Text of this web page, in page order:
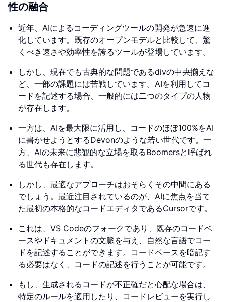
性の融合
近年、AIによるコーディングツールの開発が急速に進
化しています。既存のオープンモデルと比較して、驚
くべき速さや効率性を誇るツールが登場しています。
しかし、現在でも古典的な問題であるdivの中央揃えな
ど、一部の課題には苦戦しています。AIを利用してコ
ードを記述する場合、一般的には二つのタイプの人物
が存在します。
一方は、AIを最大限に活用し、コードのほぼ100%をAI
に書かせようとするDevonのような若い世代です。一
方、AIの未来に悲観的な立場を取るBoomersと呼ばれ
る世代も存在します。
しかし、最適なアプローチはおそらくその中間にある
でしょう。最近注目されているのが、AIに焦点を当て
た最初の本格的なコードエディタであるCursorです。
これは、VS Codeのフォークであり、既存のコードベ
ースやドキュメントの文脈を与え、自然な言語でコー
ドを記述することができます。コードベースを暗記す
る必要はなく、コードの記述を行うことが可能です。
もし、生成されるコードが不正確だと心配な場合は、
特定のルールを適用したり、コードレビューを実行し